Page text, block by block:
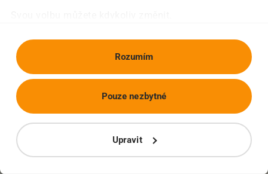
Rozumím
Upravit
Pouze nezbytné